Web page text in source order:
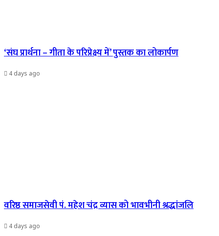
‘संघ प्रार्थना – गीता के परिप्रेक्ष्य में’ पुस्तक का लोकार्पण
4 days ago
वरिष्ठ समाजसेवी पं. महेश चंद्र व्यास को भावभीनी श्रद्धांजलि
4 days ago